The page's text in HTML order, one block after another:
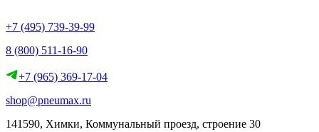
+7 (495) 739-39-99
8 (800) 511-16-90
+7 (965) 369-17-04
shop@pneumax.ru
141590, Химки, Коммунальный проезд, строение 30